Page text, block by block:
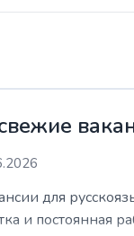
для
и постоянная